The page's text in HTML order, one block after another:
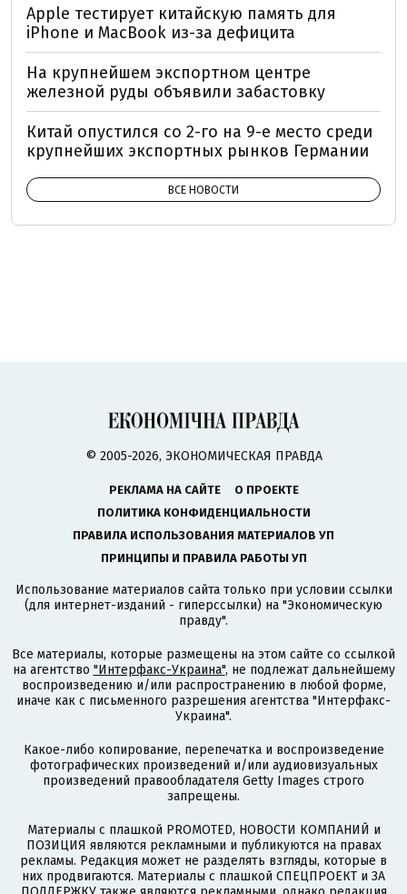
Apple тестирует китайскую память для
iPhone и MacBook из-за дефицита
На крупнейшем экспортном центре
железной руды объявили забастовку
Китай опустился со 2-го на 9-е место среди
крупнейших экспортных рынков Германии
ВСЕ НОВОСТИ
© 2005-2026, ЭКОНОМИЧЕСКАЯ ПРАВДА
РЕКЛАМА НА САЙТЕ
О ПРОЕКТЕ
ПОЛИТИКА КОНФИДЕНЦИАЛЬНОСТИ
ПРАВИЛА ИСПОЛЬЗОВАНИЯ МАТЕРИАЛОВ УП
ПРИНЦИПЫ И ПРАВИЛА РАБОТЫ УП
Использование материалов сайта только при условии ссылки
(для интернет-изданий - гиперссылки) на "Экономическую
правду".
Все материалы, которые размещены на этом сайте со ссылкой
на агентство "Интерфакс-Украина", не подлежат дальнейшему
воспроизведению и/или распространению в любой форме,
иначе как с письменного разрешения агентства "Интерфакс-
Украина".
Какое-либо копирование, перепечатка и воспроизведение
фотографических произведений и/или аудиовизуальных
произведений правообладателя Getty Images строго
запрещены.
Материалы с плашкой PROMOTED, НОВОСТИ КОМПАНИЙ и
ПОЗИЦИЯ являются рекламными и публикуются на правах
рекламы. Редакция может не разделять взгляды, которые в
них продвигаются. Материалы с плашкой СПЕЦПРОЕКТ и ЗА